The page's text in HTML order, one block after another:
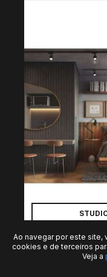
Ao navegar por este site,
cookies e de terceiros
Veja a